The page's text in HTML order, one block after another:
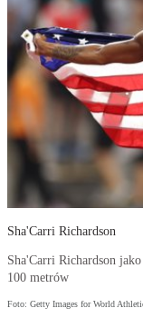
Sha'Carri Richardson
Sha'Carri Richardson
100 metrów
Foto: Getty Images for World